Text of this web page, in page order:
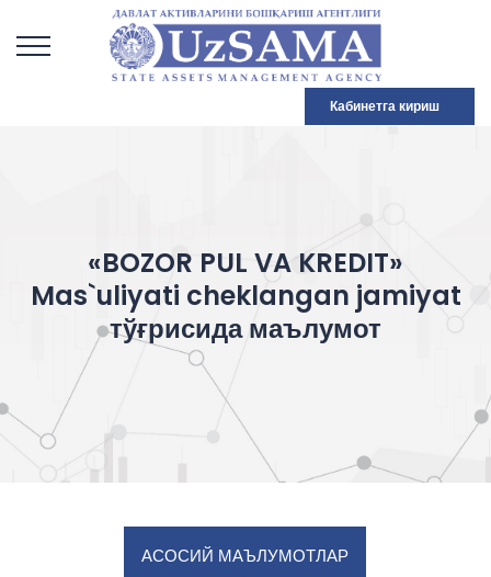
Кабинетга кириш
«BOZOR PUL VA KREDIT»
Mas`uliyati cheklangan jamiyat
тўғрисида маълумот
АСОСИЙ МАЪЛУМОТЛАР